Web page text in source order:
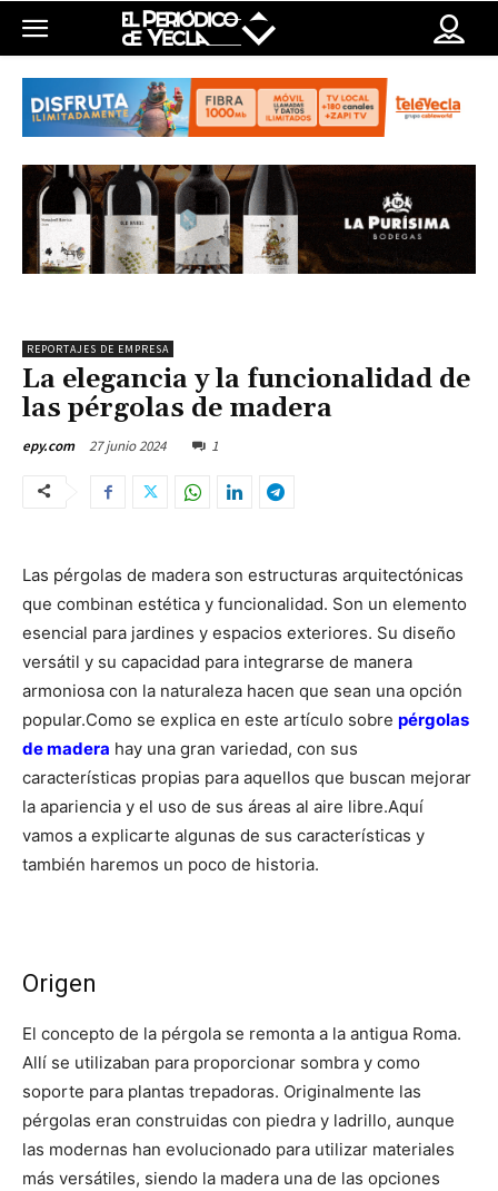
REPORTAJES DE EMPRESA
La elegancia y la funcionalidad de
las pérgolas de madera
epy.com 27 junio 2024 1
Las pérgolas de madera son estructuras arquitectónicas
que combinan estética y funcionalidad. Son un elemento
esencial para jardines y espacios exteriores. Su diseño
versátil y su capacidad para integrarse de manera
armoniosa con la naturaleza hacen que sean una opción
popular.Como se explica en este artículo sobre pérgolas
de madera hay una gran variedad, con sus
características propias para aquellos que buscan mejorar
la apariencia y el uso de sus áreas al aire libre.Aquí
vamos a explicarte algunas de sus características y
también haremos un poco de historia.
Origen
El concepto de la pérgola se remonta a la antigua Roma.
Allí se utilizaban para proporcionar sombra y como
soporte para plantas trepadoras. Originalmente las
pérgolas eran construidas con piedra y ladrillo, aunque
las modernas han evolucionado para utilizar materiales
más versátiles, siendo la madera una de las opciones